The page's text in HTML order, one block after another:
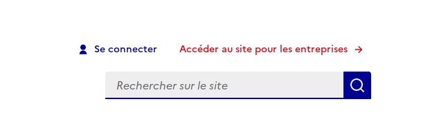
Se connecter Accéder au site pour les entreprises
Recherche